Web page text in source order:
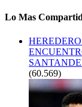
Lo Mas
(60.569)